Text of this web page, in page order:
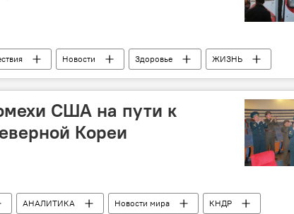
Новости Здоровье
ЖИЗНЬ
Министерство здравоохранения АР
ДТП
США на пути к
Кореи
АНАЛИТИКА Новости мира
КНДР